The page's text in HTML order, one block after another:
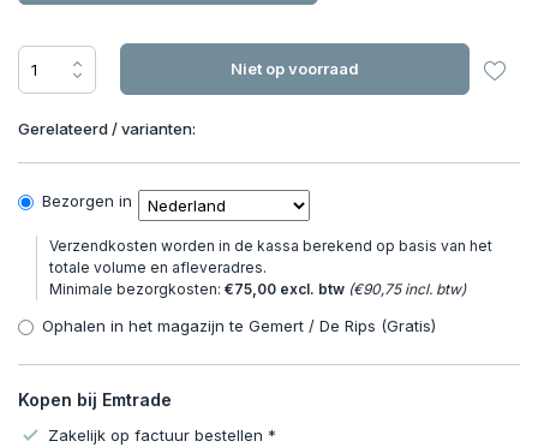
Niet op voorraad
Gerelateerd / varianten:
Bezorgen in
Verzendkosten worden in de kassa berekend op basis van het
totale volume en afleveradres.
Minimale bezorgkosten: €75,00 excl. btw (€90,75 incl. btw)
Ophalen in het magazijn te Gemert / De Rips (Gratis)
Kopen bij Emtrade
Zakelijk op factuur bestellen *